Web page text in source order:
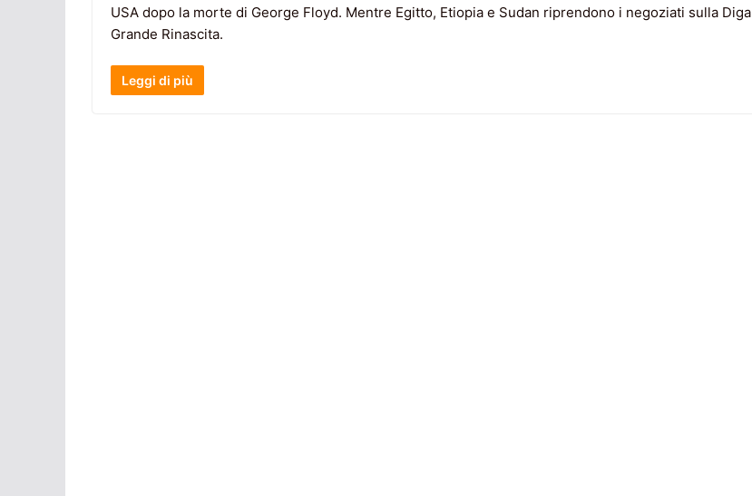
USA dopo la morte di George Floyd. Mentre Egitto, Etiopia e Sudan riprendono i negoziati sulla Diga
Grande Rinascita.
Leggi di più